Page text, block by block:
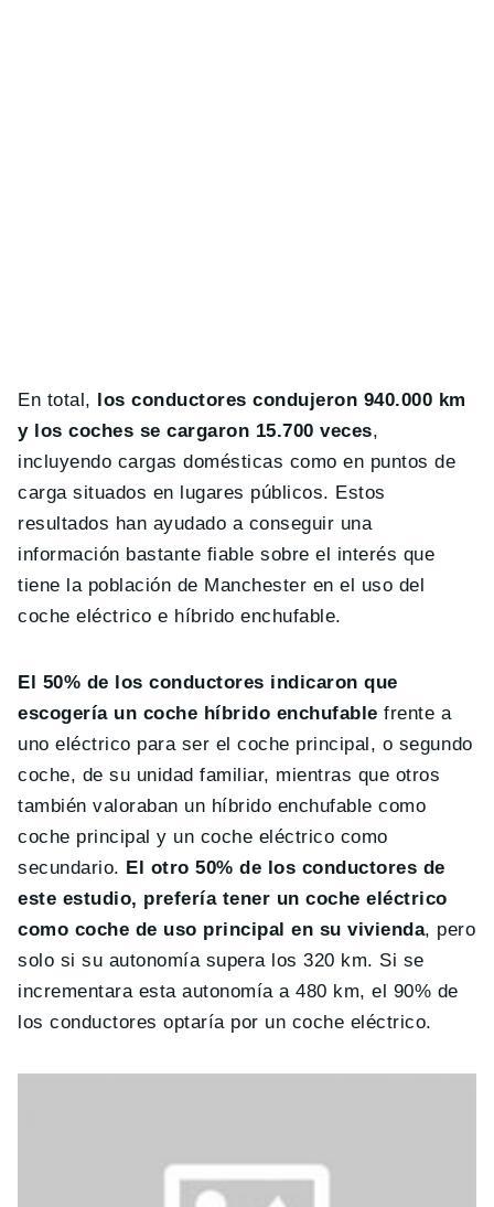
En total, los conductores condujeron 940.000 km
y los coches se cargaron 15.700 veces,
incluyendo cargas domésticas como en puntos de
carga situados en lugares públicos. Estos
resultados han ayudado a conseguir una
información bastante fiable sobre el interés que
tiene la población de Manchester en el uso del
coche eléctrico e híbrido enchufable.
El 50% de los conductores indicaron que
escogería un coche híbrido enchufable frente a
uno eléctrico para ser el coche principal, o segundo
coche, de su unidad familiar, mientras que otros
también valoraban un híbrido enchufable como
coche principal y un coche eléctrico como
secundario. El otro 50% de los conductores de
este estudio, prefería tener un coche eléctrico
como coche de uso principal en su vivienda, pero
solo si su autonomía supera los 320 km. Si se
incrementara esta autonomía a 480 km, el 90% de
los conductores optaría por un coche eléctrico.